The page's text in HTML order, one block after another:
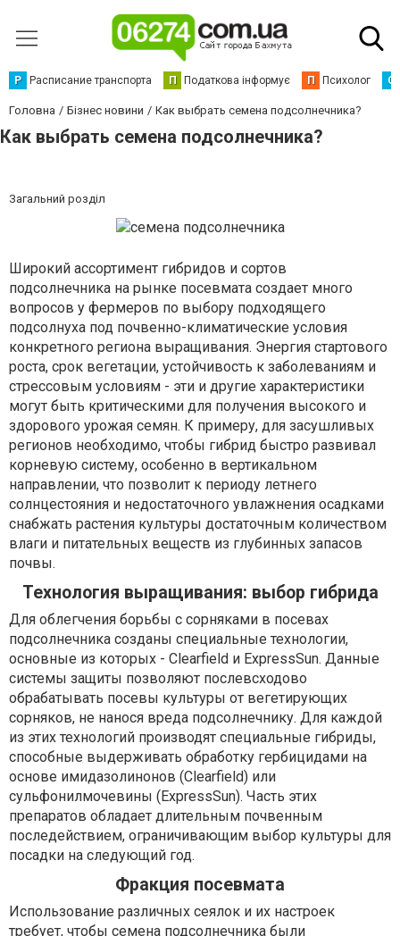
Р Расписание транспорта П Податкова інформує П Психолог С
Головна Бізнес новини Как выбрать семена подсолнечника?
Как выбрать семена подсолнечника?
Загальний розділ
Широкий ассортимент гибридов и сортов
подсолнечника на рынке посевмата создает много
вопросов у фермеров по выбору подходящего
подсолнуха под почвенно-климатические условия
конкретного региона выращивания. Энергия стартового
роста, срок вегетации, устойчивость к заболеваниям и
стрессовым условиям - эти и другие характеристики
могут быть критическими для получения высокого и
здорового урожая семян. К примеру, для засушливых
регионов необходимо, чтобы гибрид быстро развивал
корневую систему, особенно в вертикальном
направлении, что позволит к периоду летнего
солнцестояния и недостаточного увлажнения осадками
снабжать растения культуры достаточным количеством
влаги и питательных веществ из глубинных запасов
почвы.
Технология выращивания: выбор гибрида
Для облегчения борьбы с сорняками в посевах
подсолнечника созданы специальные технологии,
основные из которых - Clearfield и ExpressSun. Данные
системы защиты позволяют послевсходово
обрабатывать посевы культуры от вегетирующих
сорняков, не нанося вреда подсолнечнику. Для каждой
из этих технологий производят специальные гибриды,
способные выдерживать обработку гербицидами на
основе имидазолинонов (Clearfield) или
сульфонилмочевины (ExpressSun). Часть этих
препаратов обладает длительным почвенным
последействием, ограничивающим выбор культуры для
посадки на следующий год.
Фракция посевмата
Использование различных сеялок и их настроек
требует, чтобы семена подсолнечника были